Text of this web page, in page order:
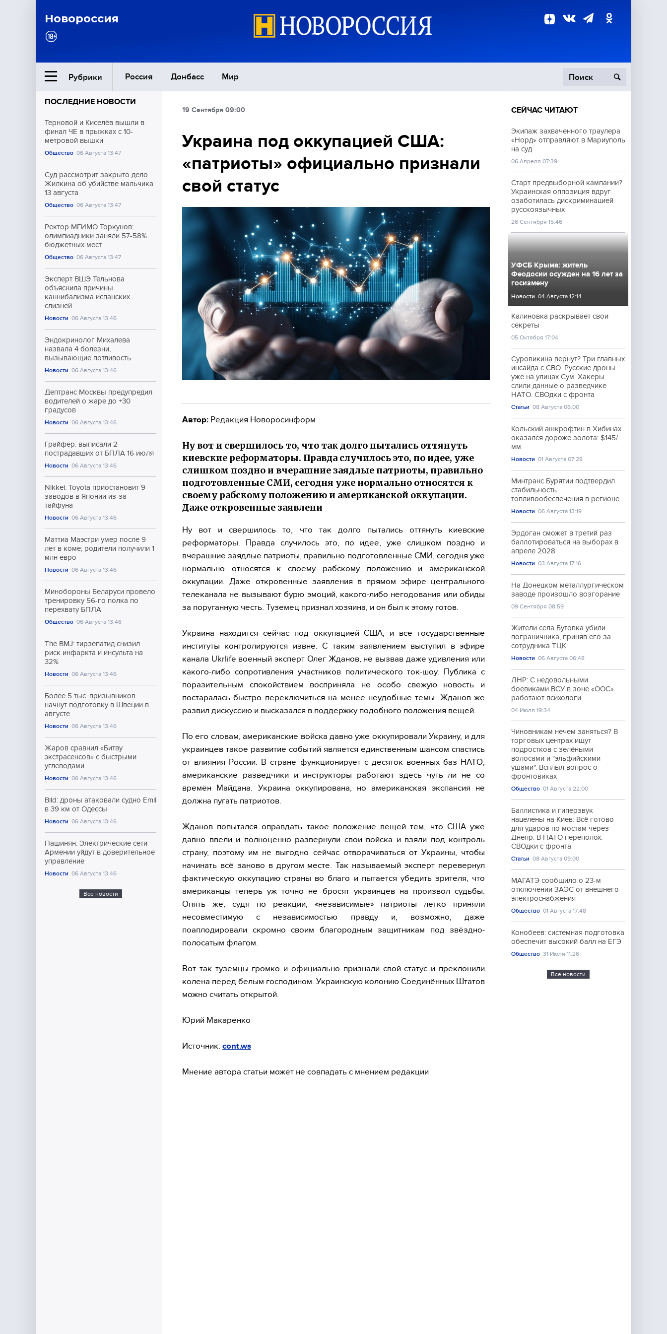
Новороссия
Рубрики Россия Донбасс Мир
Ближний Восток
Общество
Экономика
Происшествия
Культура
ПОСЛЕДНИЕ НОВОСТИ
Терновой и Киселёв вышли в
финал ЧЕ в прыжках с 10-
метровой вышки
Общество 06 Августа 13:47
Суд рассмотрит закрыто дело
Жилкина об убийстве мальчика
13 августа
Общество 06 Августа 13:47
Ректор МГИМО Торкунов:
олимпиадники заняли 57-58%
бюджетных мест
Общество 06 Августа 13:47
Эксперт ВШЭ Тельнова
объяснила причины
каннибализма испанских
слизней
Новости 06 Августа 13:46
Эндокринолог Михалева
назвала 4 болезни,
вызывающие потливость
Новости 06 Августа 13:46
Дептранс Москвы предупредил
водителей о жаре до +30
градусов
Новости 06 Августа 13:46
Грайфер: выписали 2
пострадавших от БПЛА 16 июля
Новости 06 Августа 13:46
Nikkei: Toyota приостановит 9
заводов в Японии из-за
тайфуна
Новости 06 Августа 13:46
Маттиа Маэстри умер после 9
лет в коме; родители получили 1
млн евро
Новости 06 Августа 13:46
Минобороны Беларуси провело
тренировку 56-го полка по
перехвату БПЛА
Общество 06 Августа 13:46
The BMJ: тирзепатид снизил
риск инфаркта и инсульта на
32%
Новости 06 Августа 13:46
Более 5 тыс. призывников
начнут подготовку в Швеции в
августе
Новости 06 Августа 13:46
Жаров сравнил «Битву
экстрасенсов» с быстрыми
углеводами
Новости 06 Августа 13:46
Bild: дроны атаковали судно Emil
в 39 км от Одессы
Новости 06 Августа 13:46
Пашинян: Электрические сети
Армении уйдут в доверительное
управление
Новости 06 Августа 13:46
Все новости
19 Сентября 09:00
Украина под оккупацией США:
«патриоты» официально признали
свой статус
Автор: Редакция Новоросинформ
Ну вот и свершилось то, что так долго пытались оттянуть
киевские реформаторы. Правда случилось это, по идее, уже
слишком поздно и вчерашние заядлые патриоты, правильно
подготовленные СМИ, сегодня уже нормально относятся к
своему рабскому положению и американской оккупации.
Даже откровенные заявлени
Ну вот и свершилось то, что так долго пытались оттянуть киевские
реформаторы. Правда случилось это, по идее, уже слишком поздно и
вчерашние заядлые патриоты, правильно подготовленные СМИ, сегодня уже
нормально относятся к своему рабскому положению и американской
оккупации. Даже откровенные заявления в прямом эфире центрального
телеканала не вызывают бурю эмоций, какого-либо негодования или обиды
за поруганную честь. Туземец признал хозяина, и он был к этому готов.
Украина находится сейчас под оккупацией США, и все государственные
институты контролируются извне. С таким заявлением выступил в эфире
канала Ukrlife военный эксперт Олег Жданов, не вызвав даже удивления или
какого-либо сопротивления участников политического ток-шоу. Публика с
поразительным спокойствием восприняла не особо свежую новость и
постаралась быстро переключиться на менее неудобные темы. Жданов же
развил дискуссию и высказался в поддержку подобного положения вещей.
По его словам, американские войска давно уже оккупировали Украину, и для
украинцев такое развитие событий является единственным шансом спастись
от влияния России. В стране функционирует с десяток военных баз НАТО,
американские разведчики и инструкторы работают здесь чуть ли не со
времён Майдана. Украина оккупирована, но американская экспансия не
должна пугать патриотов.
Жданов попытался оправдать такое положение вещей тем, что США уже
давно ввели и полноценно развернули свои войска и взяли под контроль
страну, поэтому им не выгодно сейчас отворачиваться от Украины, чтобы
начинать всё заново в другом месте. Так называемый эксперт перевернул
фактическую оккупацию страны во благо и пытается убедить зрителя, что
американцы теперь уж точно не бросят украинцев на произвол судьбы.
Опять же, судя по реакции, «независимые» патриоты легко приняли
несовместимую с независимостью правду и, возможно, даже
поаплодировали скромно своим благородным защитникам под звёздно-
полосатым флагом.
Вот так туземцы громко и официально признали свой статус и преклонили
колена перед белым господином. Украинскую колонию Соединённых Штатов
можно считать открытой.
Юрий Макаренко
Источник: cont.ws
Мнение автора статьи может не совпадать с мнением редакции
СЕЙЧАС ЧИТАЮТ
Экипаж захваченного траулера
«Норд» отправляют в Мариуполь
на суд
06 Апреля 07:39
Старт предвыборной кампании?
Украинская оппозиция вдруг
озаботилась дискриминацией
русскоязычных
26 Сентября 15:46
УФСБ Крыма: житель
Феодосии осужден на 16 лет за
госизмену
Новости 04 Августа 12:14
Калиновка раскрывает свои
секреты
05 Октября 17:04
Суровикина вернут? Три главных
инсайда с СВО. Русские дроны
уже на улицах Сум. Хакеры
слили данные о разведчике
НАТО. СВОдки с фронта
Статьи 08 Августа 06:00
Кольский ашкрофтин в Хибинах
оказался дороже золота: $145/
мм
Новости 01 Августа 07:28
Минтранс Бурятии подтвердил
стабильность
топливообеспечения в регионе
Новости 06 Августа 13:19
Эрдоган сможет в третий раз
баллотироваться на выборах в
апреле 2028
Новости 03 Августа 17:16
На Донецком металлургическом
заводе произошло возгорание
09 Сентября 08:59
Жители села Бутовка убили
пограничника, приняв его за
сотрудника ТЦК
Новости 06 Августа 06:48
ЛНР: С недовольными
боевиками ВСУ в зоне «ООС»
работают психологи
04 Июля 19:34
Чиновникам нечем заняться? В
торговых центрах ищут
подростков с зелёными
волосами и "эльфийскими
ушами". Всплыл вопрос о
фронтовиках
Общество 01 Августа 22:00
Баллистика и гиперзвук
нацелены на Киев: Всё готово
для ударов по мостам через
Днепр. В НАТО переполох.
СВОдки с фронта
Статьи 08 Августа 09:00
МАГАТЭ сообщило о 23-м
отключении ЗАЭС от внешнего
электроснабжения
Общество 01 Августа 17:48
Конобеев: системная подготовка
обеспечит высокий балл на ЕГЭ
Общество 31 Июля 11:26
Все новости